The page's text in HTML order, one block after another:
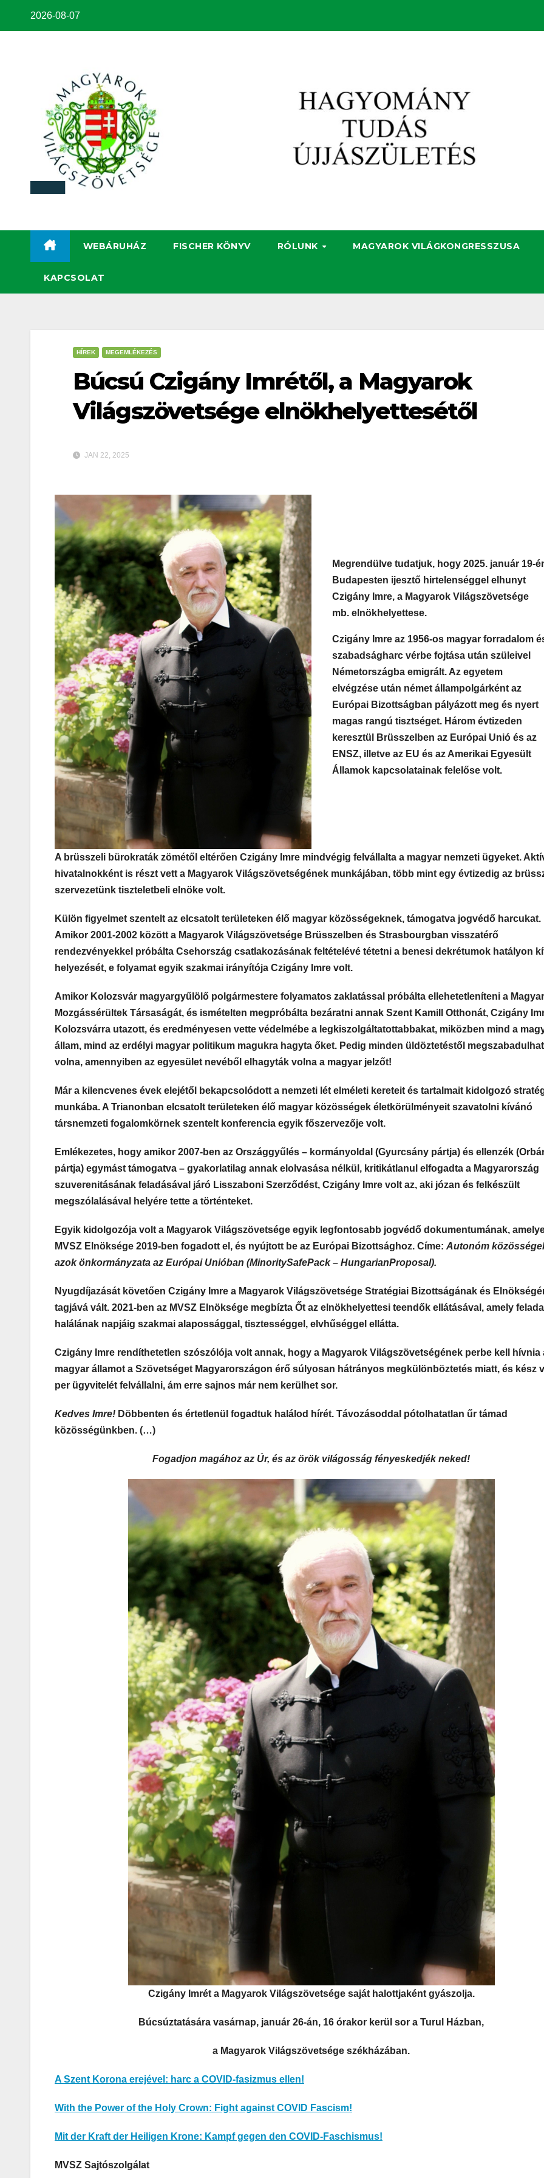
2026-08-07
WEBÁRUHÁZ FISCHER KÖNYV RÓLUNK MAGYAROK VILÁGKONGRESSZUSA
KAPCSOLAT
HÍREK MEGEMLÉKEZÉS
Búcsú Czigány Imrétől, a Magyarok
Világszövetsége elnökhelyettesétől
JAN 22, 2025
Megrendülve tudatjuk, hogy 2025. január 19-
Budapesten ijesztő hirtelenséggel elhunyt
Czigány Imre, a Magyarok Világszövetsége
mb. elnökhelyettese.
Czigány Imre az 1956-os magyar forradalom
szabadságharc vérbe fojtása után szüleivel
Németországba emigrált. Az egyetem
elvégzése után német állampolgárként az
Európai Bizottságban pályázott meg és nyert
magas rangú tisztséget. Három évtizeden
keresztül Brüsszelben az Európai Unió és az
ENSZ, illetve az EU és az Amerikai Egyesült
Államok kapcsolatainak felelőse volt.
A brüsszeli bürokraták zömétől eltérően Czigány Imre mindvégig felvállalta a magyar nemzeti ügyeket.
hivatalnokként is részt vett a Magyarok Világszövetségének munkájában, több mint egy évtizedig az
szervezetünk tiszteletbeli elnöke volt.
Külön figyelmet szentelt az elcsatolt területeken élő magyar közösségeknek, támogatva jogvédő harcukat.
Amikor 2001-2002 között a Magyarok Világszövetsége Brüsszelben és Strasbourgban visszatérő
rendezvényekkel próbálta Csehország csatlakozásának feltételévé tétetni a benesi dekrétumok hatályon
helyezését, e folyamat egyik szakmai irányítója Czigány Imre volt.
Amikor Kolozsvár magyargyűlölő polgármestere folyamatos zaklatással próbálta ellehetetleníteni a Magyar
Mozgássérültek Társaságát, és ismételten megpróbálta bezáratni annak Szent Kamill Otthonát, Czigány
Kolozsvárra utazott, és eredményesen vette védelmébe a legkiszolgáltatottabbakat, miközben mind a
állam, mind az erdélyi magyar politikum magukra hagyta őket. Pedig minden üldöztetéstől
volna, amennyiben az egyesület nevéből elhagyták volna a magyar jelzőt!
Már a kilencvenes évek elejétől bekapcsolódott a nemzeti lét elméleti kereteit és tartalmait kidolgozó
munkába. A Trianonban elcsatolt területeken élő magyar közösségek életkörülményeit szavatolni kívánó
társnemzeti fogalomkörnek szentelt konferencia egyik főszervezője volt.
Emlékezetes, hogy amikor 2007-ben az Országgyűlés – kormányoldal (Gyurcsány pártja) és ellenzék
pártja) egymást támogatva – gyakorlatilag annak elolvasása nélkül, kritikátlanul elfogadta a Magyarország
szuverenitásának feladásával járó Lisszaboni Szerződést, Czigány Imre volt az, aki józan és felkészült
megszólalásával helyére tette a történteket.
Egyik kidolgozója volt a Magyarok Világszövetsége egyik legfontosabb jogvédő dokumentumának,
MVSZ Elnöksége 2019-ben fogadott el, és nyújtott be az Európai Bizottsághoz. Címe: Autonóm
azok önkormányzata az Európai Unióban (MinoritySafePack – HungarianProposal).
Nyugdíjazását követően Czigány Imre a Magyarok Világszövetsége Stratégiai Bizottságának és
tagjává vált. 2021-ben az MVSZ Elnöksége megbízta Őt az elnökhelyettesi teendők ellátásával, amely
halálának napjáig szakmai alapossággal, tisztességgel, elvhűséggel ellátta.
Czigány Imre rendíthetetlen szószólója volt annak, hogy a Magyarok Világszövetségének perbe kell hívnia
magyar államot a Szövetséget Magyarországon érő súlyosan hátrányos megkülönböztetés miatt, és kész
per ügyvitelét felvállalni, ám erre sajnos már nem kerülhet sor.
Kedves Imre! Döbbenten és értetlenül fogadtuk halálod hírét. Távozásoddal pótolhatatlan űr támad
közösségünkben. (…)
Fogadjon magához az Úr, és az örök világosság fényeskedjék neked!
Czigány Imrét a Magyarok Világszövetsége saját halottjaként gyászolja.
Búcsúztatására vasárnap, január 26-án, 16 órakor kerül sor a Turul Házban,
a Magyarok Világszövetsége székházában.
A Szent Korona erejével: harc a COVID-fasizmus ellen!
With the Power of the Holy Crown: Fight against COVID Fascism!
Mit der Kraft der Heiligen Krone: Kampf gegen den COVID-Faschismus!
MVSZ Sajtószolgálat